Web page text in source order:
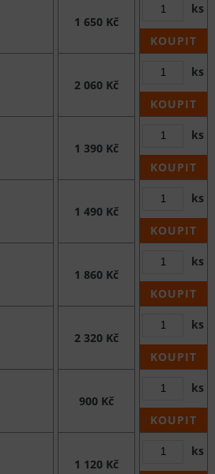
1 650 Kč
ks
KOUPIT
2 060 Kč
ks
KOUPIT
1 390 Kč
ks
KOUPIT
1 490 Kč
ks
KOUPIT
1 860 Kč
ks
KOUPIT
2 320 Kč
ks
KOUPIT
900 Kč
ks
KOUPIT
1 120 Kč
ks